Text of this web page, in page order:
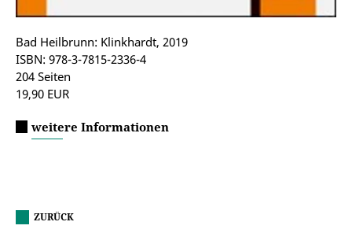
Bad Heilbrunn: Klinkhardt, 2019
ISBN: 978-3-7815-2336-4
204 Seiten
19,90 EUR
weitere Informationen
ZURÜCK